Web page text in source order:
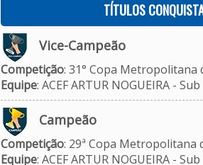
TÍTULOS
Vice-Campeão
Competição: 31° Copa Metropolitana
Equipe: ACEF ARTUR NOGUEIRA - Sub
Campeão
Competição: 29ª Copa Metropolitana
Equipe: ACEF ARTUR NOGUEIRA - Sub